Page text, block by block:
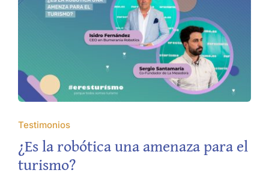
Testimonios
¿Es la robótica una amenaza para el
turismo?